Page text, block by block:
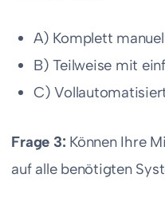
A) Komplett
B) Teilweise mit
C)
Frage 3: Können Ihre
auf alle benötigten